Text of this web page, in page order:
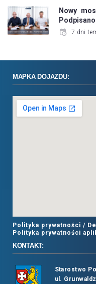
Nowy
7 dni
MAPKA DOJAZDU:
Polityka prywatności /
Polityka prywatności
KONTAKT:
Starostwo
ul.